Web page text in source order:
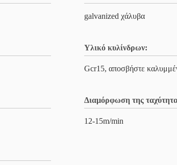
galvanized χάλυβα
Υλικό κυλίνδρων:
Gcr15, αποσβήστε
Διαμόρφωση της
12-15m/min